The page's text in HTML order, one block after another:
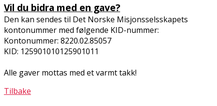
Vil du bidra med en gave?
Den kan sendes til Det Norske Misjonsselsskapets
kontonummer med følgende KID-nummer:
Kontonummer: 8220.02.85057
KID: 125901010125901011
Alle gaver mottas med et varmt takk!
Tilbake